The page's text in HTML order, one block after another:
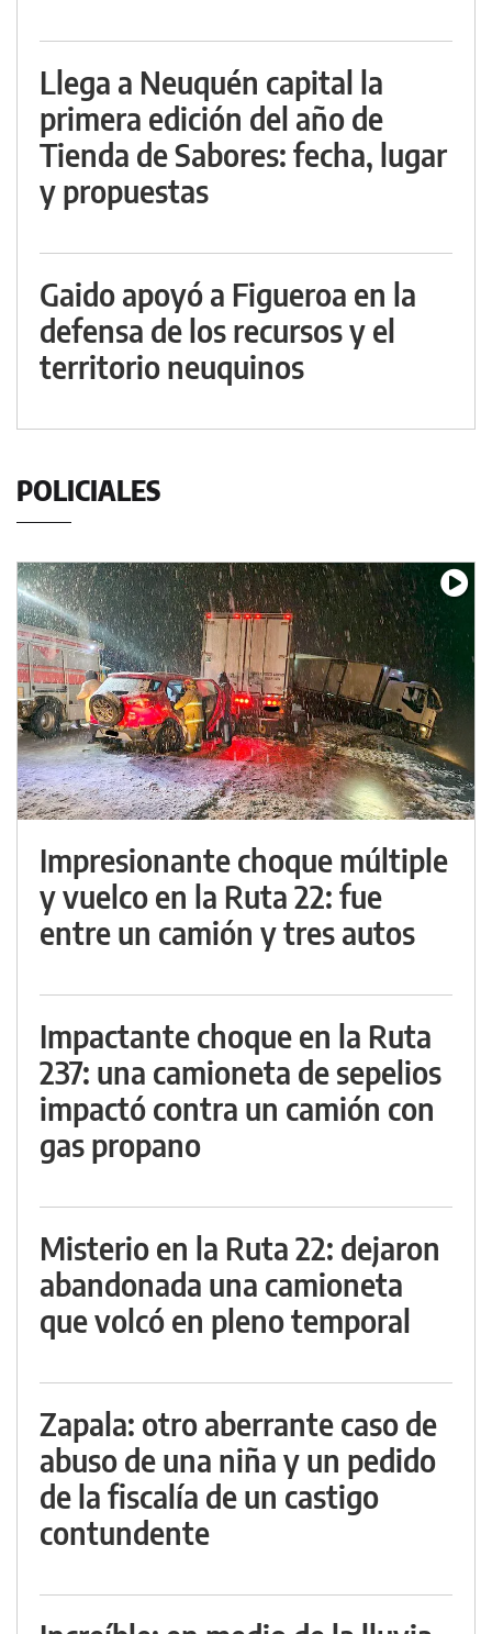
Llega a Neuquén capital la
primera edición del año de
Tienda de Sabores: fecha, lugar
y propuestas
Gaido apoyó a Figueroa en la
defensa de los recursos y el
territorio neuquinos
POLICIALES
Impresionante choque múltiple
y vuelco en la Ruta 22: fue
entre un camión y tres autos
Impactante choque en la Ruta
237: una camioneta de sepelios
impactó contra un camión con
gas propano
Misterio en la Ruta 22: dejaron
abandonada una camioneta
que volcó en pleno temporal
Zapala: otro aberrante caso de
abuso de una niña y un pedido
de la fiscalía de un castigo
contundente